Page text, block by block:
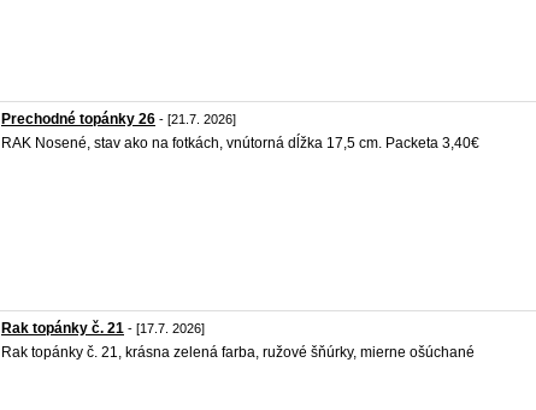
Prechodné topánky 26 - [21.7. 2026]
RAK Nosené, stav ako na fotkách, vnútorná dĺžka 17,5 cm. Packeta 3,40€
Rak topánky č. 21 - [17.7. 2026]
Rak topánky č. 21, krásna zelená farba, ružové šňúrky, mierne ošúchané